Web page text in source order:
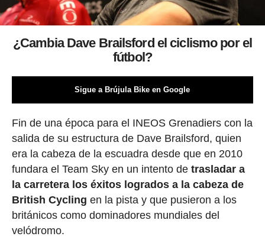
¿Cambia Dave Brailsford el ciclismo por el
fútbol?
Sigue a Brújula Bike en Google
Fin de una época para el INEOS Grenadiers con la
salida de su estructura de Dave Brailsford, quien
era la cabeza de la escuadra desde que en 2010
fundara el Team Sky en un intento de trasladar a
la carretera los éxitos logrados a la cabeza de
British Cycling en la pista y que pusieron a los
británicos como dominadores mundiales del
velódromo.